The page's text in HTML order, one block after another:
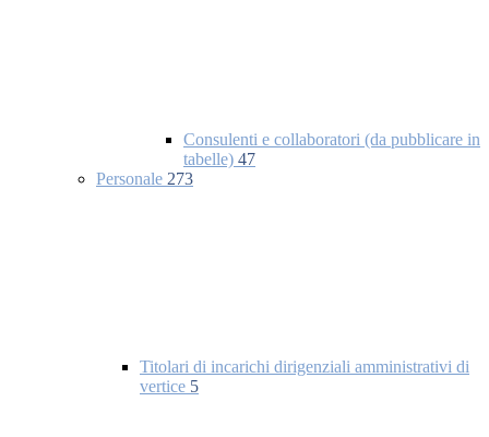
Consulenti e collaboratori (da pubblicare in
tabelle) 47
Personale 273
Titolari di incarichi dirigenziali amministrativi di
vertice 5